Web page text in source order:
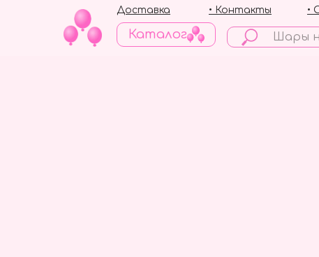
Каталог
•
• Контакты
Доставка